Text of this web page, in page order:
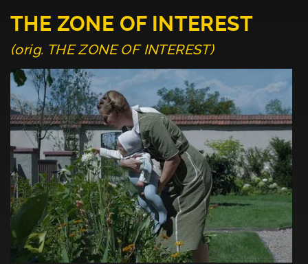
THE ZONE OF INTEREST
(orig. THE ZONE OF INTEREST)